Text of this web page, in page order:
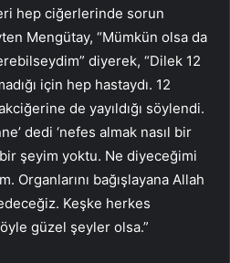
hep ciğerlerinde sorun
Mengütay, “Mümkün olsa da
diyerek, “Dilek 12
için hep hastaydı. 12
de yayıldığı söylendi.
dedi ‘nefes almak nasıl bir
şeyim yoktu. Ne diyeceğimi
Organlarını bağışlayana Allah
Keşke herkes
güzel şeyler olsa.”